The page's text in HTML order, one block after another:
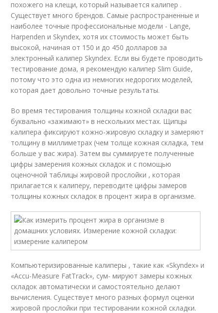
похожего на клещи, который называется калипер .
Существует много брендов. Самые распространенные и
наиболее точные профессиональные модели - Lange,
Harpenden и Skyndex, хотя их стоимость может быть
высокой, начиная от 150 и до 450 долларов за
электронный калипер Skyndex. Если вы будете проводить
тестирование дома, я рекомендую калипер Slim Guide,
потому что это одна из немногих недорогих моделей,
которая дает довольно точные результаты.
Во время тестирования толщины кожной складки вас
буквально «зажимают» в нескольких местах. Щипцы
калипера фиксируют кожно-жировую складку и замеряют
толщину в миллиметрах (чем толще кожная складка, тем
больше у вас жира). Затем вы суммируете полученные
цифры замерения кожных складок и с помощью
оценочной таблицы жировой прослойки , которая
прилагается к калиперу, переводите цифры замеров
толщины кожных складок в процент жира в организме.
Компьютеризированные калиперы , такие как «Skyndex» и
«Accu-Measure FatTrack», сум- мируют замеры кожных
складок автоматически и самостоятельно делают
вычисления. Существует много разных формул оценки
жировой прослойки при тестировании кожной складки.